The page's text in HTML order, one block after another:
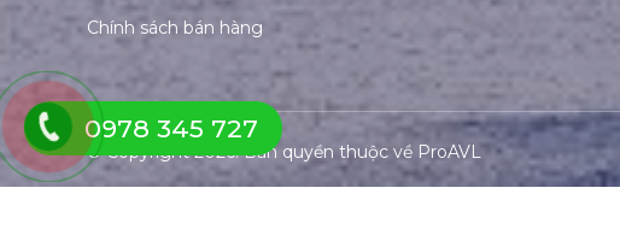
Chính sách bán hàng
© Copyright 2026. Bản quyền thuộc về ProAVL
0978 345 727